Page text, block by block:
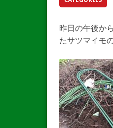
昨日の午後か
たサツマイモ